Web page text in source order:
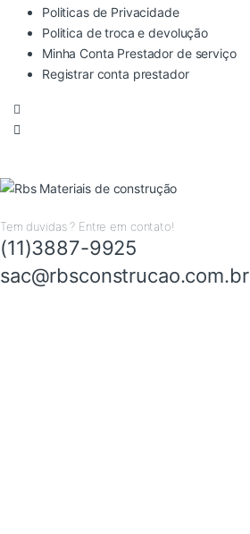
Politicas de Privacidade
Politica de troca e devolução
Minha Conta Prestador de serviço
Registrar conta prestador
Tem duvidas ? Entre em contato!
(11)3887-9925
sac@rbsconstrucao.com.br